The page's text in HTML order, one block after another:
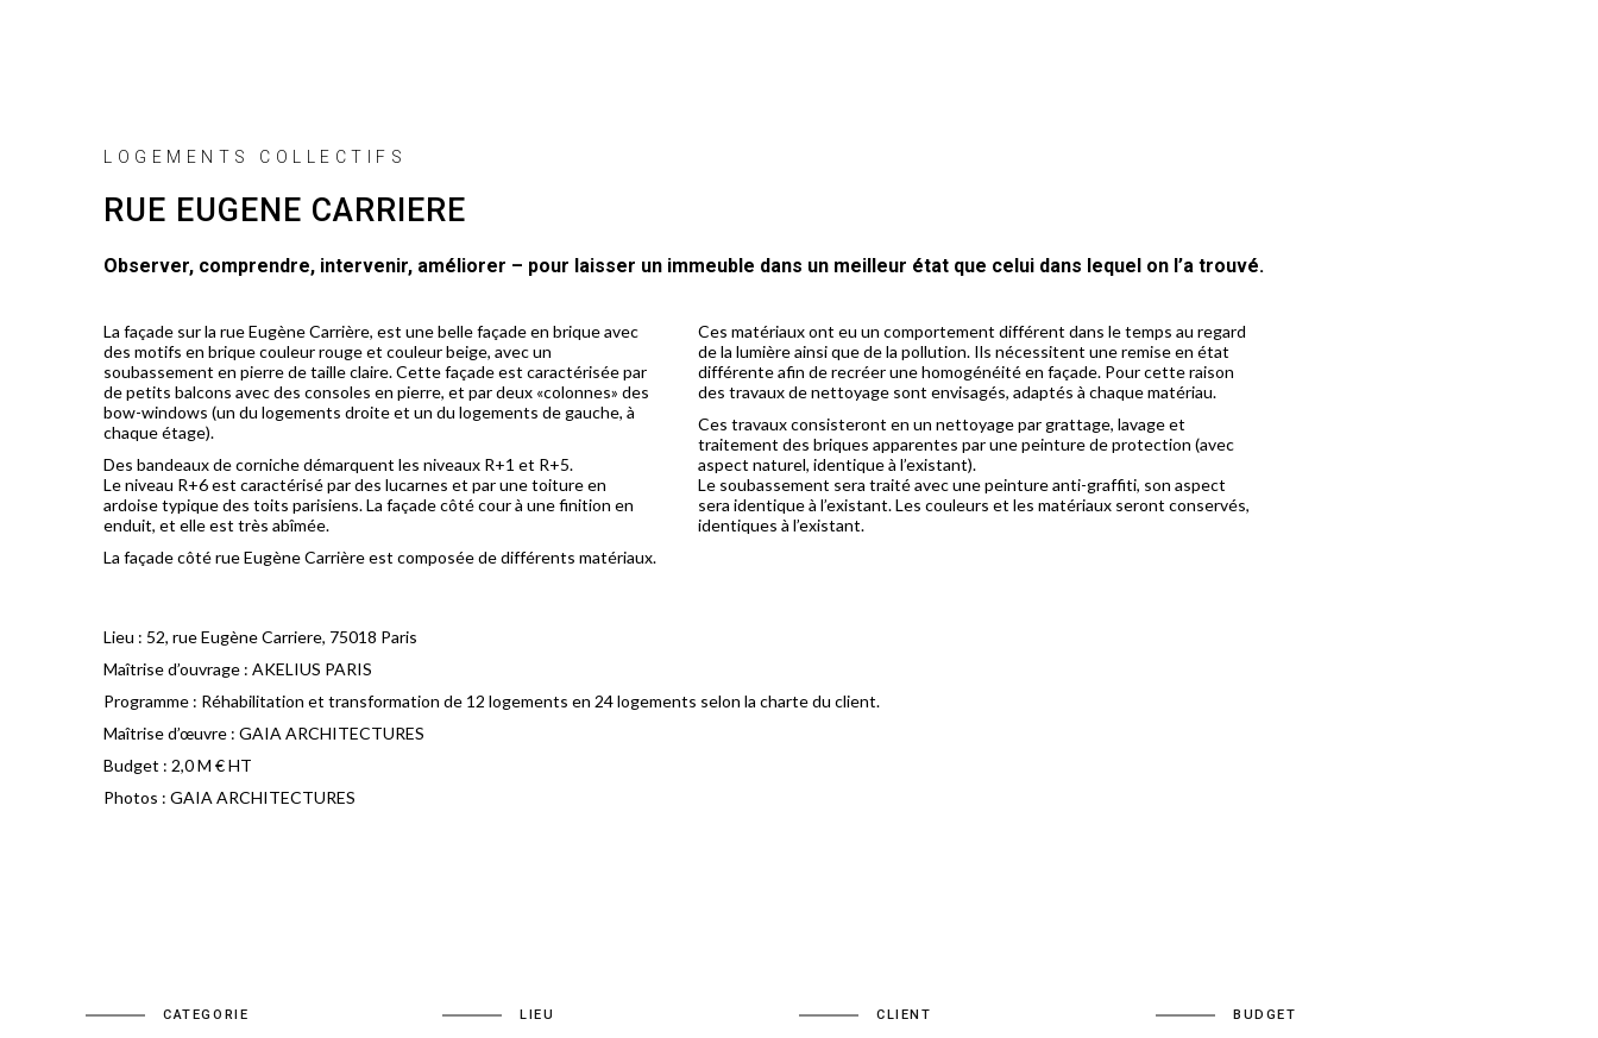
LOGEMENTS COLLECTIFS
RUE EUGENE CARRIERE
Observer, comprendre, intervenir, améliorer – pour laisser un immeuble dans un meilleur état que celui dans lequel on l’a trouvé.
La façade sur la rue Eugène Carrière, est une belle façade en brique avec
des motifs en brique couleur rouge et couleur beige, avec un
soubassement en pierre de taille claire. Cette façade est caractérisée par
de petits balcons avec des consoles en pierre, et par deux «colonnes» des
bow-windows (un du logements droite et un du logements de gauche, à
chaque étage).
Des bandeaux de corniche démarquent les niveaux R+1 et R+5.
Le niveau R+6 est caractérisé par des lucarnes et par une toiture en
ardoise typique des toits parisiens. La façade côté cour à une finition en
enduit, et elle est très abîmée.
La façade côté rue Eugène Carrière est composée de différents matériaux.
Ces matériaux ont eu un comportement différent dans le temps au regard
de la lumière ainsi que de la pollution. Ils nécessitent une remise en état
différente afin de recréer une homogénéité en façade. Pour cette raison
des travaux de nettoyage sont envisagés, adaptés à chaque matériau.
Ces travaux consisteront en un nettoyage par grattage, lavage et
traitement des briques apparentes par une peinture de protection (avec
aspect naturel, identique à l’existant).
Le soubassement sera traité avec une peinture anti-graffiti, son aspect
sera identique à l’existant. Les couleurs et les matériaux seront conservés,
identiques à l’existant.
Lieu : 52, rue Eugène Carriere, 75018 Paris
Maîtrise d’ouvrage : AKELIUS PARIS
Programme : Réhabilitation et transformation de 12 logements en 24 logements selon la charte du client.
Maîtrise d’œuvre : GAIA ARCHITECTURES
Budget : 2,0 M € HT
Photos : GAIA ARCHITECTURES
CATEGORIE LIEU CLIENT BUDGET